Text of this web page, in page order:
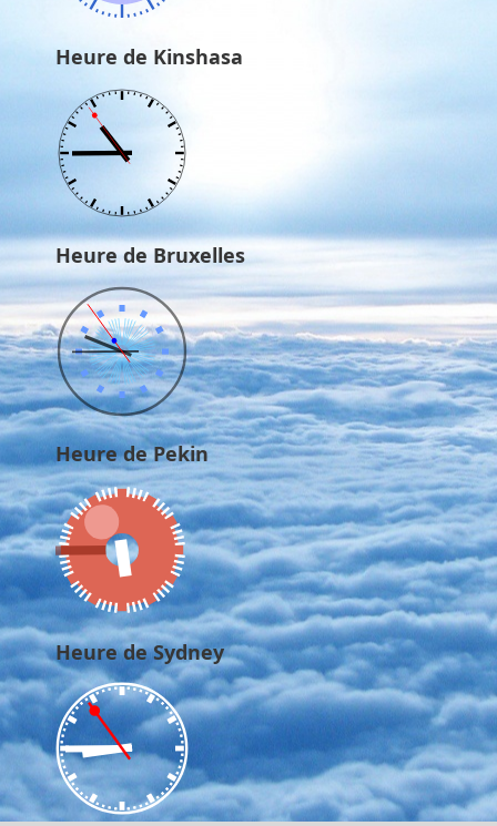
Heure de Kinshasa
Heure de Bruxelles
Heure de Pekin
Heure de Sydney